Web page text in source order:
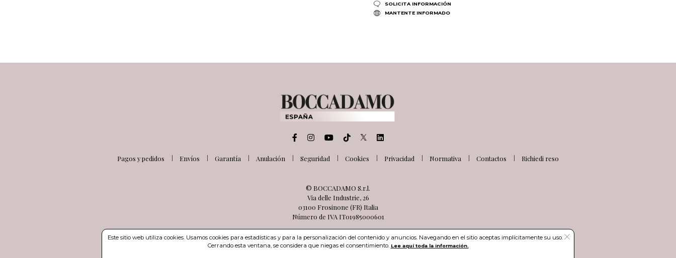
SOLICITA INFORMACIÓN
MANTENTE INFORMADO
Pagos y pedidos Envíos Garantía Anulación Seguridad Cookies Privacidad Normativa Contactos Richiedi reso
© BOCCADAMO S.r.l.
Via delle Industrie, 26
03100 Frosinone (FR) Italia
Número de IVA IT01985000601
Este sitio web utiliza cookies. Usamos cookies para estadísticas y para la personalización del contenido y anuncios. Navegando en el sitio aceptas implícitamente su uso.
Cerrando esta ventana, se considera que niegas el consentimiento. Lee aquí toda la información.